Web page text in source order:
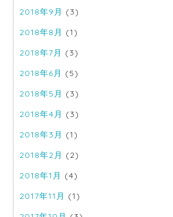
2018年9月 (3)
2018年8月 (1)
2018年7月 (3)
2018年6月 (5)
2018年5月 (3)
2018年4月 (3)
2018年3月 (1)
2018年2月 (2)
2018年1月 (4)
2017年11月 (1)